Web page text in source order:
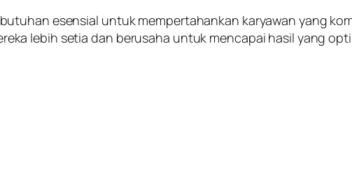
esensial untuk mempertahankan karyawan yang
lebih setia dan berusaha untuk mencapai hasil yang